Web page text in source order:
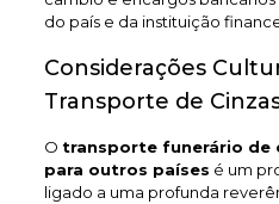
do país e da instituição
Considerações
Transporte de
O transporte funerário de
para outros países é um
ligado a uma profunda